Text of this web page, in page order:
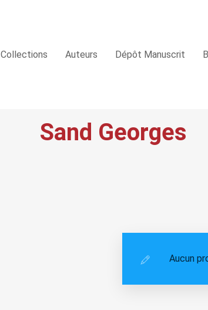
Collections Auteurs Dépôt Manuscrit
Sand Georges
Aucun